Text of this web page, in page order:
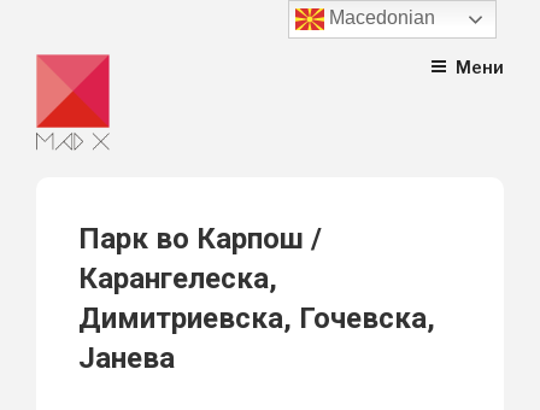
content
Мени
Парк во Карпош /
Карангелеска,
Димитриевска, Гочевска,
Јанева
Macedonian